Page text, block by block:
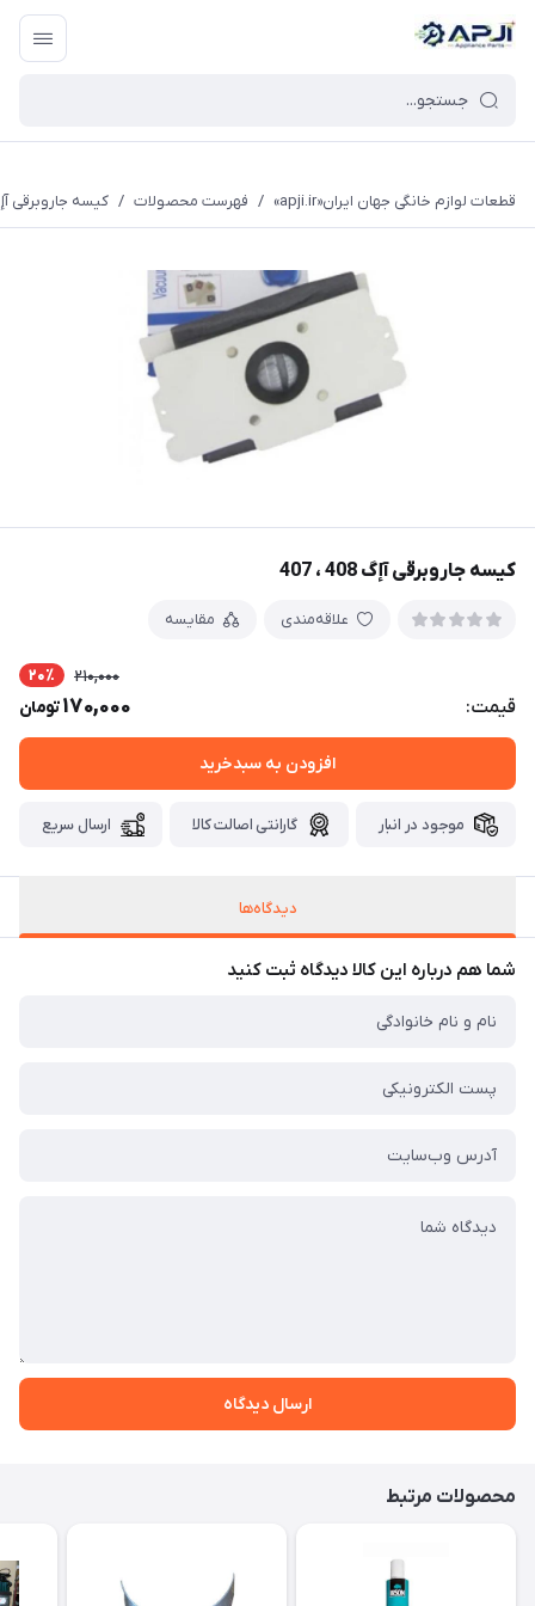
قطعات یدکی و جانبی لوازم خانگی جهان ایران
قطعات لوازم خانگی جهان ایران«apji.ir» / فهرست محصولات / کیسه جاروبرقی آإگ 408
کیسه جاروبرقی آإگ 408 ، 407
علاقه‌مندی مقایسه
قیمت:
210,000 20٪
170,000تومان
افزودن به سبدخرید
موجود در انبار گارانتی اصالت کالا ارسال سریع
دیدگاه‌ها
شما هم درباره این کالا دیدگاه ثبت کنید
ارسال دیدگاه
محصولات مرتبط